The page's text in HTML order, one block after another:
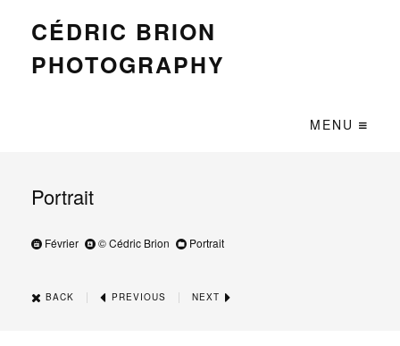
CÉDRIC BRION
PHOTOGRAPHY
MENU
Portrait
Février © Cédric Brion Portrait
BACK | PREVIOUS | NEXT